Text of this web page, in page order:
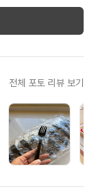
전체 포토 리뷰 보기